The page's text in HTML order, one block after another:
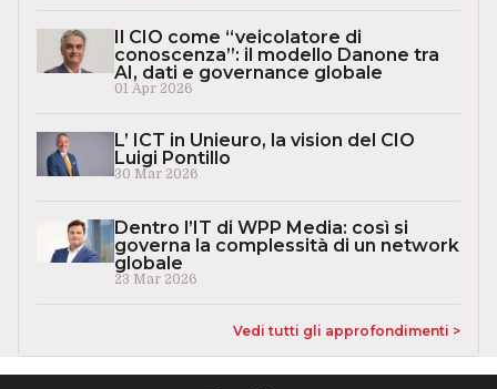
Il CIO come “veicolatore di
conoscenza”: il modello Danone tra
AI, dati e governance globale
01 Apr 2026
L’ ICT in Unieuro, la vision del CIO
Luigi Pontillo
30 Mar 2026
Dentro l’IT di WPP Media: così si
governa la complessità di un network
globale
23 Mar 2026
Vedi tutti gli approfondimenti >